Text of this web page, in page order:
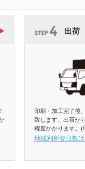
出荷
地域別所要日数
印刷・加工完了後
致します。出荷か
程度かかります。(